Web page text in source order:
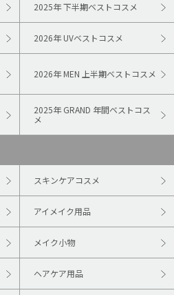
2025年 下半期ベストコスメ
2026年 UVベストコスメ
2026年 MEN 上半期ベストコスメ
2025年 GRAND 年間ベストコス
メ
スキンケアコスメ
アイメイク用品
メイク小物
ヘアケア用品